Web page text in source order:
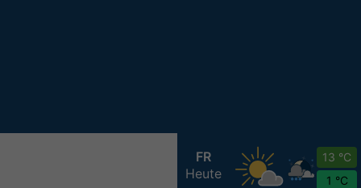
FR
Heute
13 °C
1 °C